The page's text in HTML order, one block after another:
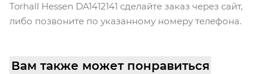
Torhall Hessen DA1412141 сделайте заказ через сайт,
либо позвоните по указанному номеру телефона.
Вам также может понравиться